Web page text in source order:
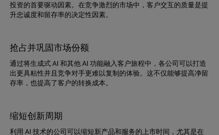
投资的首要驱动因素。在竞争激烈的市场中，客户交互的质量是提
升忠诚度和留存率的决定性因素。
抢占并巩固市场份额
通过将生成式 AI 和其他 AI 功能融入客户旅程中，各公司可以打造
出更具粘性并且竞争对手更难以复制的体验。这不仅能够提高净留
存率，也提高了客户的转换成本。
缩短创新周期
利用 AI 技术的公司可以缩短新产品和服务的上市时间，尤其是在